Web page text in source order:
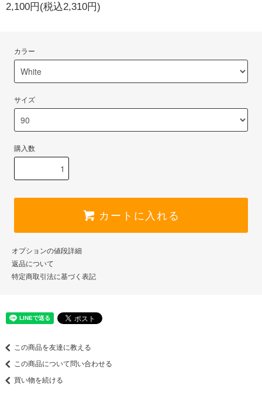
2,100円(税込2,310円)
カラー
サイズ
購入数
カートに入れる
オプションの値段詳細
返品について
特定商取引法に基づく表記
この商品を友達に教える
この商品について問い合わせる
買い物を続ける